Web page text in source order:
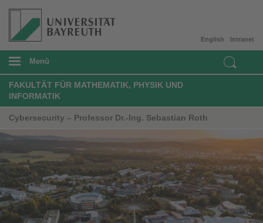
Intranet
English
Menü
FAKULTÄT FÜR MATHEMATIK, PHYSIK UND
INFORMATIK
Cybersecurity – Professor Dr.-Ing. Sebastian Roth